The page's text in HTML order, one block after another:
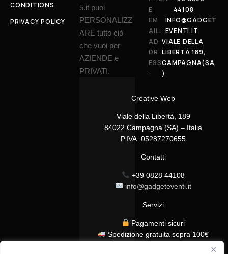
CONDITIONS
PRIVACY POLICY
5.it puoi
PERSONALIZZ
ARE tutto ciò
che vuoi per
AZIENDE e
PRIVATI.
Creative Web
Viale della Libertà, 189
84022 Campagna (SA) – Italia
P.IVA: 05287270655
Contatti
+39 0828 44108
info@gadgeteventi.it
Servizi
Pagamenti sicuri
Spedizione gratuita sopra 100€
E:
44108
EM
AIL:
INFO@GADGET
EVENTI.IT
AD
DR
ESS
:
VIALE DELLA
LIBERTÀ 189,
CAMPAGNA(SA
)